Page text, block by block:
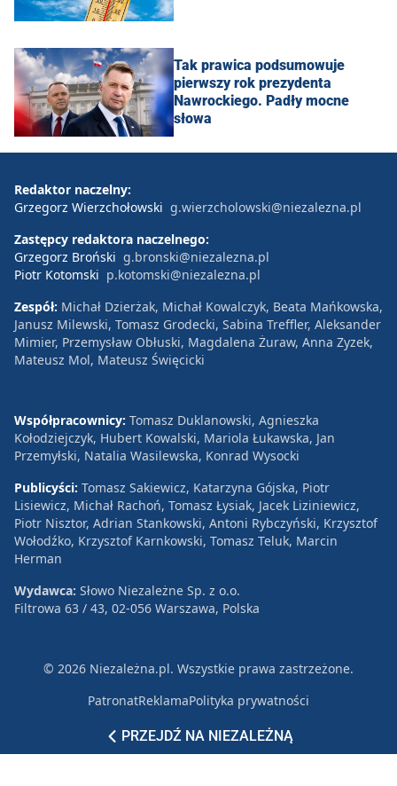
Tak prawica podsumowuje
pierwszy rok prezydenta
Nawrockiego. Padły mocne
słowa
PRZEJDŹ NA NIEZALEŻNĄ
Redaktor naczelny:
Grzegorz Wierzchołowski g.wierzcholowski@niezalezna.pl
Zastępcy redaktora naczelnego:
Grzegorz Broński g.bronski@niezalezna.pl
Piotr Kotomski p.kotomski@niezalezna.pl
Zespół: Michał Dzierżak, Michał Kowalczyk, Beata Mańkowska,
Janusz Milewski, Tomasz Grodecki, Sabina Treffler, Aleksander
Mimier, Przemysław Obłuski, Magdalena Żuraw, Anna Zyzek,
Mateusz Mol, Mateusz Święcicki
Współpracownicy: Tomasz Duklanowski, Agnieszka
Kołodziejczyk, Hubert Kowalski, Mariola Łukawska, Jan
Przemyłski, Natalia Wasilewska, Konrad Wysocki
Publicyści: Tomasz Sakiewicz, Katarzyna Gójska, Piotr
Lisiewicz, Michał Rachoń, Tomasz Łysiak, Jacek Liziniewicz,
Piotr Nisztor, Adrian Stankowski, Antoni Rybczyński, Krzysztof
Wołodźko, Krzysztof Karnkowski, Tomasz Teluk, Marcin
Herman
Wydawca: Słowo Niezależne Sp. z o.o.
Filtrowa 63 / 43, 02-056 Warszawa, Polska
© 2026 Niezależna.pl. Wszystkie prawa zastrzeżone.
PatronatReklamaPolityka prywatności